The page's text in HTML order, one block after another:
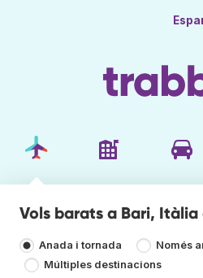
Vols barats a Bari, Itàlia
Anada i tornada
Només
Múltiples destinacions